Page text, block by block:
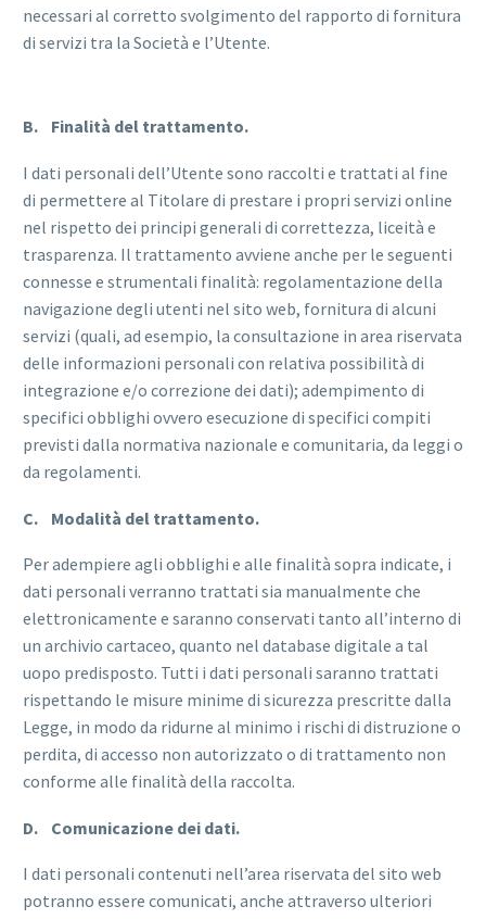
necessari al corretto svolgimento del rapporto di fornitura
di servizi tra la Società e l’Utente.
B. Finalità del trattamento.
I dati personali dell’Utente sono raccolti e trattati al fine
di permettere al Titolare di prestare i propri servizi online
nel rispetto dei principi generali di correttezza, liceità e
trasparenza. Il trattamento avviene anche per le seguenti
connesse e strumentali finalità: regolamentazione della
navigazione degli utenti nel sito web, fornitura di alcuni
servizi (quali, ad esempio, la consultazione in area riservata
delle informazioni personali con relativa possibilità di
integrazione e/o correzione dei dati); adempimento di
specifici obblighi ovvero esecuzione di specifici compiti
previsti dalla normativa nazionale e comunitaria, da leggi o
da regolamenti.
C. Modalità del trattamento.
Per adempiere agli obblighi e alle finalità sopra indicate, i
dati personali verranno trattati sia manualmente che
elettronicamente e saranno conservati tanto all’interno di
un archivio cartaceo, quanto nel database digitale a tal
uopo predisposto. Tutti i dati personali saranno trattati
rispettando le misure minime di sicurezza prescritte dalla
Legge, in modo da ridurne al minimo i rischi di distruzione o
perdita, di accesso non autorizzato o di trattamento non
conforme alle finalità della raccolta.
D. Comunicazione dei dati.
I dati personali contenuti nell’area riservata del sito web
potranno essere comunicati, anche attraverso ulteriori